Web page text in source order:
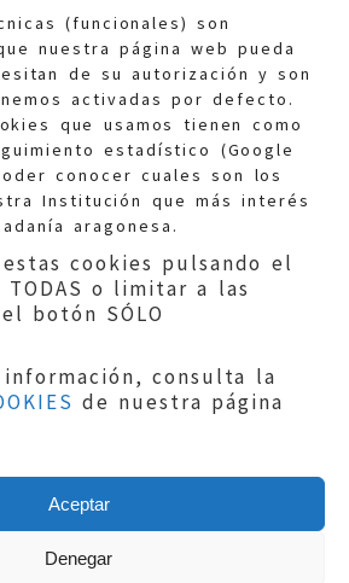
(funcionales) son
nuestra página web pueda
de su autorización y son
activadas por defecto.
que usamos tienen como
estadístico (Google
conocer cuales son los
Institución que más interés
aragonesa.
cookies pulsando el
TODAS o limitar a las
botón SÓLO
consulta la
de nuestra página
Aceptar
Denegar
general:
900 210 210/
Política de privacidad|
Datos
cookies
El Justicia de Aragón|
Sephor Consulting